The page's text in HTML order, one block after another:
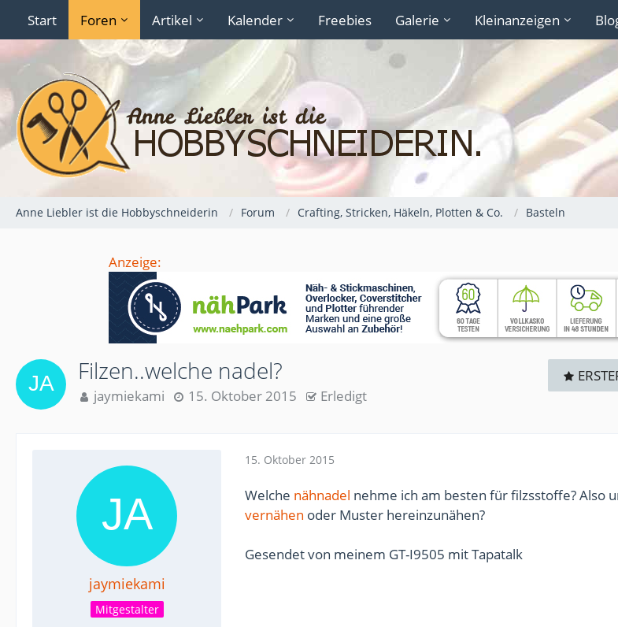
Start Foren Artikel Kalender Freebies Galerie Kleinanzeigen
Anne Liebler ist die Hobbyschneiderin Forum Crafting, Stricken, Häkeln, Plotten & Co. Basteln
Anzeige:
Filzen..welche nadel?
jaymiekami 15. Oktober 2015 Erledigt
jaymiekami
Mitgestalter
15. Oktober 2015
Welche nähnadel nehme ich am besten für filzsstoffe? Also
vernähen oder Muster hereinzunähen?
Gesendet von meinem GT-I9505 mit Tapatalk